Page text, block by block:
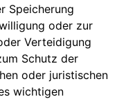
Speicherung
oder zur
Verteidigung
Schutz der
oder juristischen
wichtigen